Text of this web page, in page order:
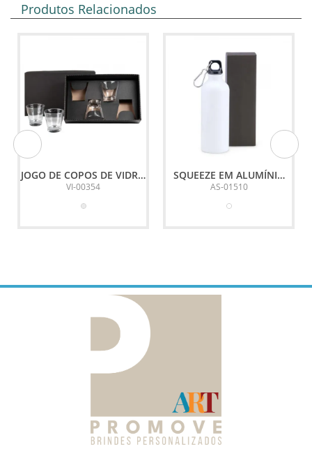
Produtos Relacionados
JOGO DE COPOS DE VIDRO
P/ CAIPIRINHA / DRINK -
VI-00354
SQUEEZE EM ALUMÍNIO
BRANCO - 500ML
AS-01510